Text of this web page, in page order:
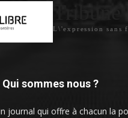
Tribune
L\'expression sans
Qui sommes nous ?
journal qui offre à chacun la